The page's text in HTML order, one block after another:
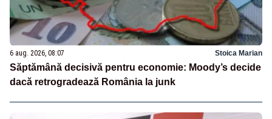
6 aug. 2026, 08:07 Stoica Marian
Săptămână decisivă pentru economie: Moody’s decide
dacă retrogradează România la junk